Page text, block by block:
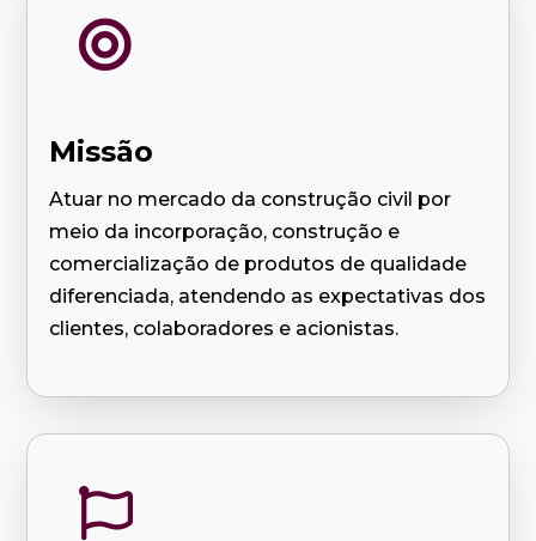

Missão
Atuar no mercado da construção civil por
meio da incorporação, construção e
comercialização de produtos de qualidade
diferenciada, atendendo as expectativas dos
clientes, colaboradores e acionistas.
